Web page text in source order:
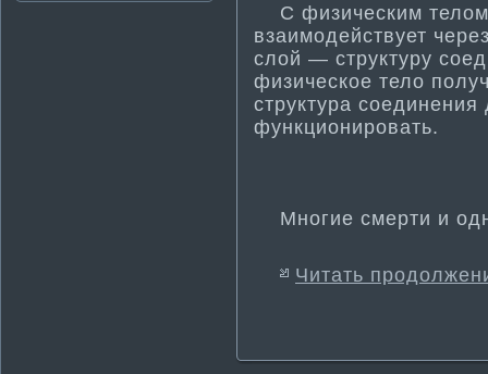
С физическим телом
взаимодействует
слой — структуру
физическое тело
структура
функционировать.
Многие смерти­ и
Читать